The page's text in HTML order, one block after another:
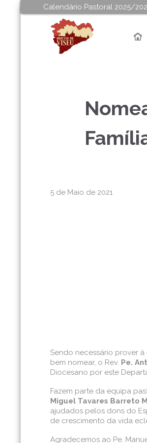
Calendário Pastoral 2025/
5 de Maio de 2021
Sendo necessário prover
bem nomear, o Rev. Pe.
Diocesano por este
Fazem parte da equipa
Miguel Tavares Barreto
ajudados pelos dons do
de crescimento da vida
Agradecemos ao Pe.